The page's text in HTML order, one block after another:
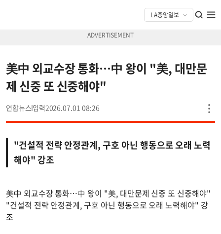
美中 외교수장 통화…中 왕이 "美, 대만문
제 신중 또 신중해야"
연합뉴스 2026.07.01 08:26
"건설적 전략 안정관계, 구호 아닌 행동으로 오래 노력
해야" 강조
美中 외교수장 통화…中 왕이 "美, 대만문제 신중 또 신중해야"
"건설적 전략 안정관계, 구호 아닌 행동으로 오래 노력해야" 강
조